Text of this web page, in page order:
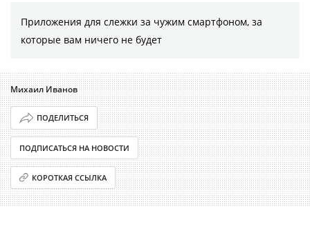
Приложения для слежки за чужим смартфоном, за
которые вам ничего не будет
Михаил Иванов
ПОДЕЛИТЬСЯ
ПОДПИСАТЬСЯ НА НОВОСТИ
КОРОТКАЯ ССЫЛКА